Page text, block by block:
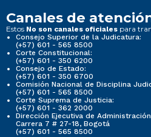
Canales de
Estos No son canales oficiales para
Consejo Superior de la Judicatura:
(+57) 601 - 565 8500
Corte Constitucional:
(+57) 601 - 350 6200
Consejo de Estado:
(+57) 601 - 350 6700
Comisión Nacional de Disciplina
(+57) 601 - 565 8500
Corte Suprema de Justicia:
(+57) 601 - 362 2000
Dirección Ejecutiva de
Carrera 7 # 27-18, Bogotá
(+57) 601 - 565 8500